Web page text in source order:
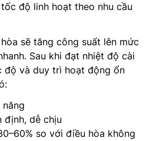
độ linh hoạt theo nhu cầu
sẽ tăng công suất lên mức
Sau khi đạt nhiệt độ cài
độ và duy trì hoạt động ổn
định, dễ chịu
so với điều hòa không